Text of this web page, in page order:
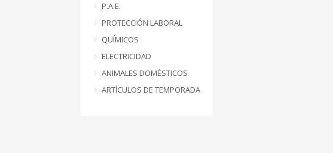
P.A.E.
PROTECCIÓN LABORAL
QUÍMICOS
ELECTRICIDAD
ANIMALES DOMÉSTICOS
ARTÍCULOS DE TEMPORADA